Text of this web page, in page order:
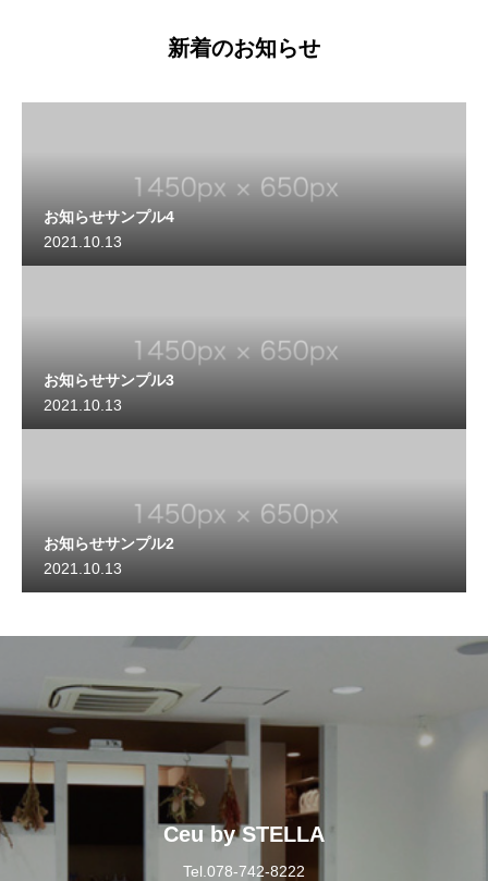
新着のお知らせ
お知らせサンプル4
2021.10.13
お知らせサンプル3
2021.10.13
お知らせサンプル2
2021.10.13
Ceu by STELLA
Tel.078-742-8222